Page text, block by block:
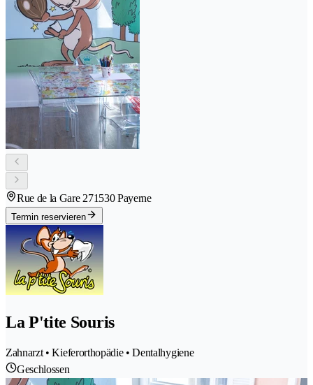
Rue de la Gare 271530 Payerne
Termin reservieren
La P'tite Souris
Zahnarzt • Kieferorthopädie • Dentalhygiene
Geschlossen